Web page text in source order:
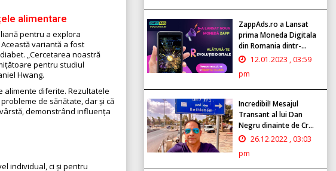
alimentare
pentru a explora
variantă a fost
„Cercetarea noastră
pentru studiul
Hwang.
alimente diferite. Rezultatele
de sănătate, dar și că
demonstrând influența
individual, ci și pentru
ZappAds.ro a Lansat
prima Moneda Digitala
din Romania dintr-...
12.01.2023 , 03:59
pm
Incredibil! Mesajul
Transant al lui Dan
Negru dinainte de Cr...
26.12.2022 , 03:03
pm